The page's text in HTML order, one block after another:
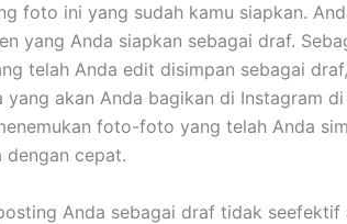
foto ini yang sudah kamu siapkan.
yang Anda siapkan sebagai draf.
telah Anda edit disimpan sebagai
akan Anda bagikan di Instagram
foto-foto yang telah Anda
dengan cepat.
Anda sebagai draf tidak seefektif